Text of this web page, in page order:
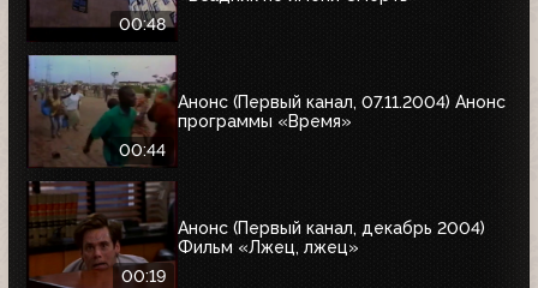
00:48
00:44
Анонс (Первый канал, 07.11.2004) Анонс
программы «Время»
00:19
Анонс (Первый канал, декабрь 2004)
Фильм «Лжец, лжец»